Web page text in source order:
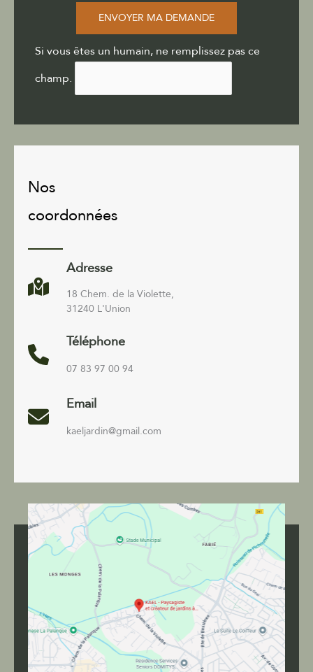
ENVOYER MA DEMANDE
Si vous êtes un humain, ne remplissez pas ce
champ.
Nos
coordonnées
Adresse
18 Chem. de la Violette,
31240 L'Union
Téléphone
07 83 97 00 94
Email
kaeljardin@gmail.com